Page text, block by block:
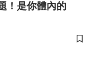
！是你體內的
儲